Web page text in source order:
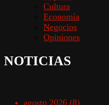
Cultura
Economía
Negocios
Opiniones
NOTICIAS
agosto 2026 (8)